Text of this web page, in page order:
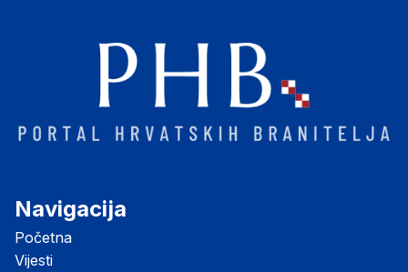
Navigacija
Početna
Vijesti